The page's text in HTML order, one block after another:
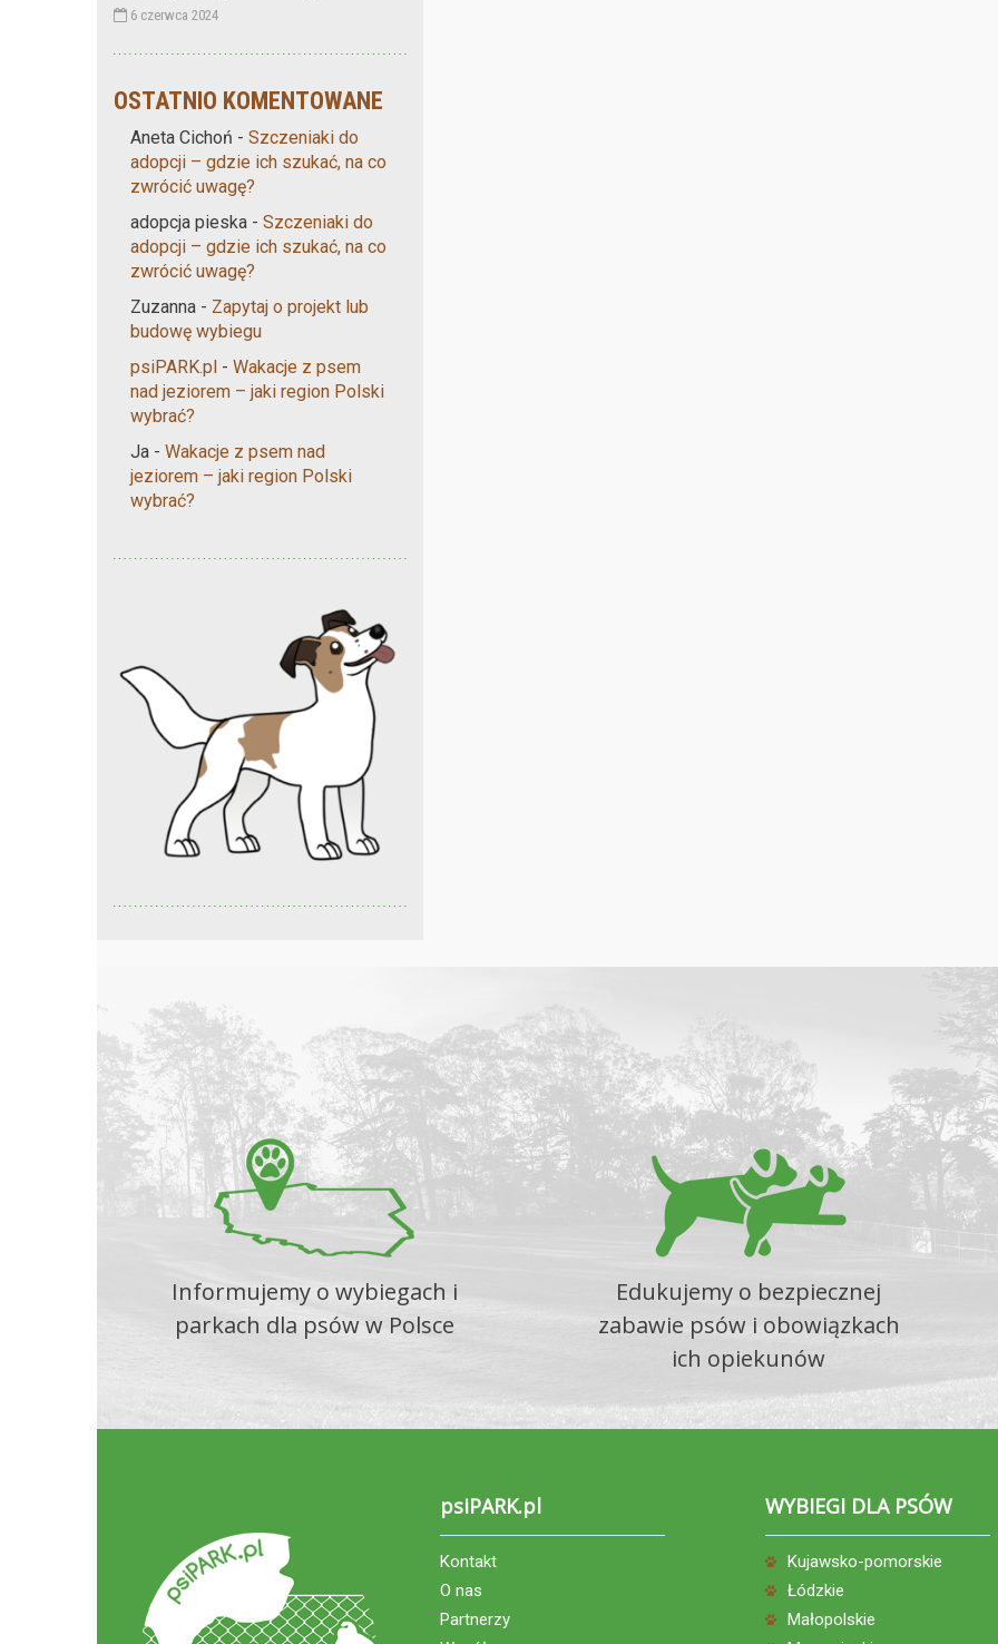
6 czerwca 2024
OSTATNIO KOMENTOWANE
Aneta Cichoń - Szczeniaki do
adopcji – gdzie ich szukać, na co
zwrócić uwagę?
adopcja pieska - Szczeniaki do
adopcji – gdzie ich szukać, na co
zwrócić uwagę?
Zuzanna - Zapytaj o projekt lub
budowę wybiegu
psiPARK.pl - Wakacje z psem
nad jeziorem – jaki region Polski
wybrać?
Ja - Wakacje z psem nad
jeziorem – jaki region Polski
wybrać?
Informujemy o wybiegach i
parkach dla psów w Polsce
Edukujemy o bezpiecznej
zabawie psów i obowiązkach
ich opiekunów
psiPARK.pl
Kontakt
O nas
Partnerzy
WYBIEGI DLA PSÓW
Kujawsko-pomorskie
Łódzkie
Małopolskie